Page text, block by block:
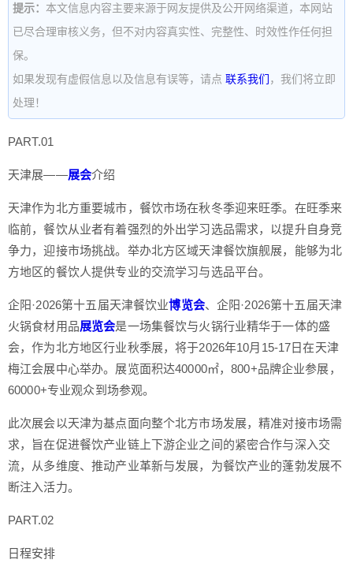
提示： 本文信息内容主要来源于网友提供及公开网络渠道，本网站
已尽合理审核义务，但不对内容真实性、完整性、时效性作任何担
保。
如果发现有虚假信息以及信息有误等，请点 联系我们 ，我们将立即
处理！
PART.01
天津展——展会介绍
天津作为北方重要城市，餐饮市场在秋冬季迎来旺季。在旺季来
临前，餐饮从业者有着强烈的外出学习选品需求，以提升自身竞
争力，迎接市场挑战。举办北方区域天津餐饮旗舰展，能够为北
方地区的餐饮人提供专业的交流学习与选品平台。
企阳·2026第十五届天津餐饮业博览会、企阳·2026第十五届天津
火锅食材用品展览会是一场集餐饮与火锅行业精华于一体的盛
会，作为北方地区行业秋季展，将于2026年10月15-17日在天津
梅江会展中心举办。展览面积达40000㎡，800+品牌企业参展，
60000+专业观众到场参观。
此次展会以天津为基点面向整个北方市场发展，精准对接市场需
求，旨在促进餐饮产业链上下游企业之间的紧密合作与深入交
流，从多维度、推动产业革新与发展，为餐饮产业的蓬勃发展不
断注入活力。
PART.02
日程安排